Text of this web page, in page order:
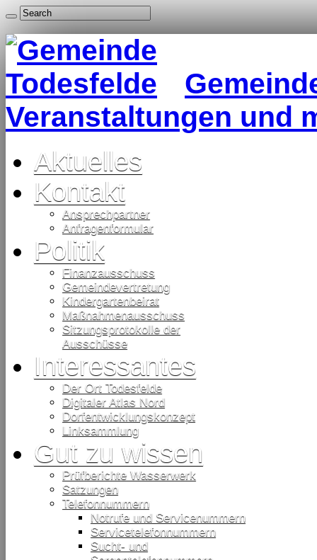
Veranstaltungen und
Aktuelles
Kontakt
Ansprechpartner
Anfragenformular
Politik
Finanzausschuss
Gemeindevertretung
Kindergartenbeirat
Maßnahmenausschuss
Sitzungsprotokolle der
Ausschüsse
Interessantes
Der Ort Todesfelde
Digitaler Atlas Nord
Dorfentwicklungskonzept
Linksammlung
Gut zu wissen
Prüfberichte Wasserwerk
Satzungen
Telefonnummern
Notrufe und Servicenummern
Servicetelefonnummern
Sucht- und